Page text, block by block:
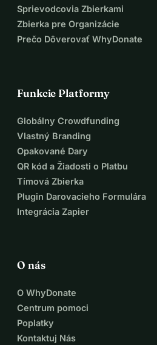
Sprievodcovia Zbierkami
Zbierka pre Organizácie
Prečo Dôverovať WhyDonate
Funkcie Platformy
Globálny Crowdfunding
Vlastný Branding
Opakované Dary
QR kód a Žiadosti o Platbu
Tímová Zbierka
Plugin Darovacieho Formulára
Integrácia Zapier
O nás
O WhyDonate
Centrum pomoci
Poplatky
Kontaktuj Nás